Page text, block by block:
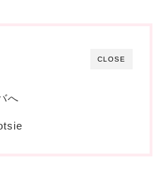
CLOSE
へ